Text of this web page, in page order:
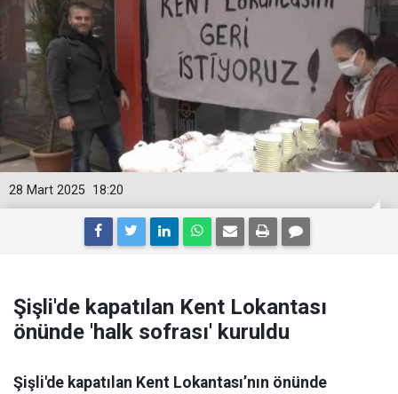
18:20
28 Mart 2025
Şişli'de kapatılan Kent Lokantası
önünde 'halk sofrası' kuruldu
Şişli'de kapatılan Kent Lokantası’nın önünde